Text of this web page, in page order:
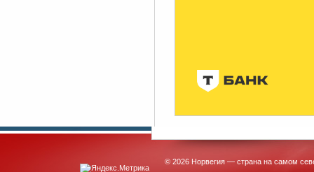
© 2026 Норвегия — страна на самом